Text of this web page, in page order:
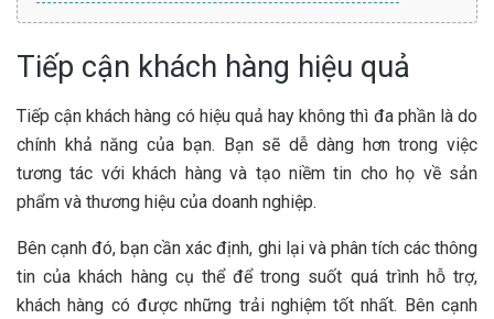
Tiếp cận khách hàng hiệu quả
Tiếp cận khách hàng có hiệu quả hay không thì đa phần là do
chính khả năng của bạn. Bạn sẽ dễ dàng hơn trong việc
tương tác với khách hàng và tạo niềm tin cho họ về sản
phẩm và thương hiệu của doanh nghiệp.
Bên cạnh đó, bạn cần xác định, ghi lại và phân tích các thông
tin của khách hàng cụ thể để trong suốt quá trình hỗ trợ,
khách hàng có được những trải nghiệm tốt nhất. Bên cạnh